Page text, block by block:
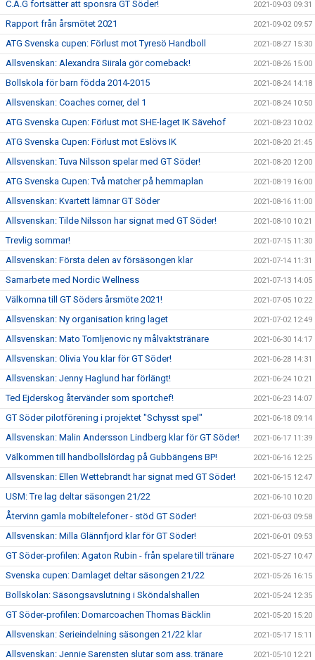
C.A.G fortsätter att sponsra GT Söder! 2021-09-03 09:31
Rapport från årsmötet 2021 2021-09-02 09:57
ATG Svenska cupen: Förlust mot Tyresö Handboll 2021-08-27 15:30
Allsvenskan: Alexandra Siirala gör comeback! 2021-08-26 15:00
Bollskola för barn födda 2014-2015 2021-08-24 14:18
Allsvenskan: Coaches corner, del 1 2021-08-24 10:50
ATG Svenska Cupen: Förlust mot SHE-laget IK Sävehof 2021-08-23 10:02
ATG Svenska Cupen: Förlust mot Eslövs IK 2021-08-20 21:45
Allsvenskan: Tuva Nilsson spelar med GT Söder! 2021-08-20 12:00
ATG Svenska Cupen: Två matcher på hemmaplan 2021-08-19 16:00
Allsvenskan: Kvartett lämnar GT Söder 2021-08-16 11:00
Allsvenskan: Tilde Nilsson har signat med GT Söder! 2021-08-10 10:21
Trevlig sommar! 2021-07-15 11:30
Allsvenskan: Första delen av försäsongen klar 2021-07-14 11:31
Samarbete med Nordic Wellness 2021-07-13 14:05
Välkomna till GT Söders årsmöte 2021! 2021-07-05 10:22
Allsvenskan: Ny organisation kring laget 2021-07-02 12:49
Allsvenskan: Mato Tomljenovic ny målvaktstränare 2021-06-30 14:17
Allsvenskan: Olivia You klar för GT Söder! 2021-06-28 14:31
Allsvenskan: Jenny Haglund har förlängt! 2021-06-24 10:21
Ted Ejderskog återvänder som sportchef! 2021-06-23 14:07
GT Söder pilotförening i projektet "Schysst spel" 2021-06-18 09:14
Allsvenskan: Malin Andersson Lindberg klar för GT Söder! 2021-06-17 11:39
Välkommen till handbollslördag på Gubbängens BP! 2021-06-16 12:25
Allsvenskan: Ellen Wettebrandt har signat med GT Söder! 2021-06-15 12:47
USM: Tre lag deltar säsongen 21/22 2021-06-10 10:20
Återvinn gamla mobiltelefoner - stöd GT Söder! 2021-06-03 09:58
Allsvenskan: Milla Glännfjord klar för GT Söder! 2021-06-01 09:53
GT Söder-profilen: Agaton Rubin - från spelare till tränare 2021-05-27 10:47
Svenska cupen: Damlaget deltar säsongen 21/22 2021-05-26 16:15
Bollskolan: Säsongsavslutning i Sköndalshallen 2021-05-24 12:35
GT Söder-profilen: Domarcoachen Thomas Bäcklin 2021-05-20 15:20
Allsvenskan: Serieindelning säsongen 21/22 klar 2021-05-17 15:11
Allsvenskan: Jennie Sarensten slutar som ass. tränare 2021-05-10 12:21